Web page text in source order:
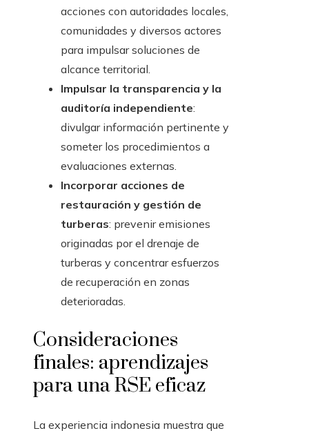
acciones con autoridades locales,
comunidades y diversos actores
para impulsar soluciones de
alcance territorial.
Impulsar la transparencia y la
auditoría independiente:
divulgar información pertinente y
someter los procedimientos a
evaluaciones externas.
Incorporar acciones de
restauración y gestión de
turberas: prevenir emisiones
originadas por el drenaje de
turberas y concentrar esfuerzos
de recuperación en zonas
deterioradas.
Consideraciones
finales: aprendizajes
para una RSE eficaz
La experiencia indonesia muestra que